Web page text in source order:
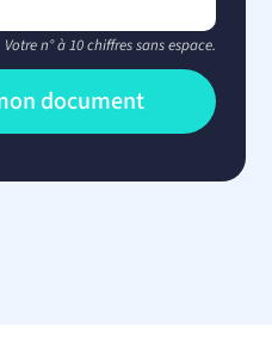
Votre n° à 10 chiffres sans espace.